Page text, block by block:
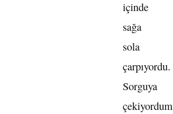
içinde
sağa
sola
çarpıyordu.
Sorguya
çekiyordum